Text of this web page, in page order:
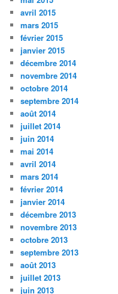
avril 2015
mars 2015
février 2015
janvier 2015
décembre 2014
novembre 2014
octobre 2014
septembre 2014
août 2014
juillet 2014
juin 2014
mai 2014
avril 2014
mars 2014
février 2014
janvier 2014
décembre 2013
novembre 2013
octobre 2013
septembre 2013
août 2013
juillet 2013
juin 2013